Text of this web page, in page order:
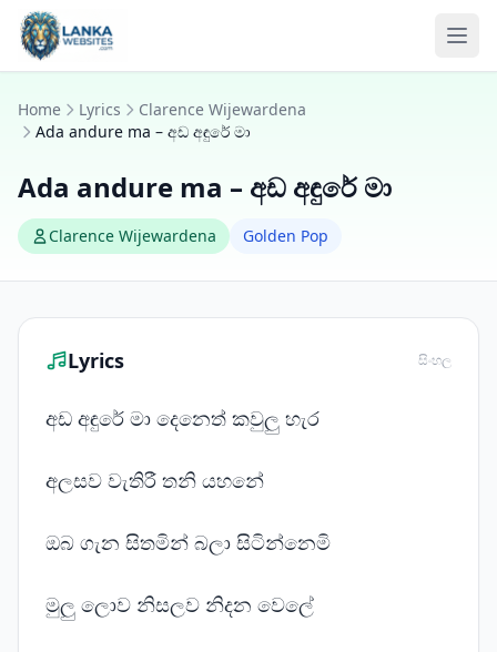
Skip to content
Home Lyrics
Clarence Wijewardena
Ada andure ma – අඩ අඳුරේ මා
Ada andure ma – අඩ අඳුරේ මා
Clarence Wijewardena Golden Pop
Lyrics සිංහල
අඩ අඳුරේ මා දෙනෙත් කවුලු හැර
අලසව වැතිරී තනි යහනේ
ඔබ ගැන සිතමින් බලා සිටින්නෙමි
මුලු ලොව නිසලව නිදන වෙලේ